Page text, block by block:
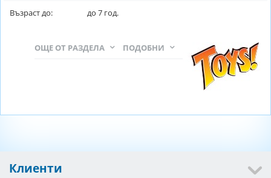
Възраст до: до 7 год.
ПОДОБНИ
ОЩЕ ОТ РАЗДЕЛА
Клиенти